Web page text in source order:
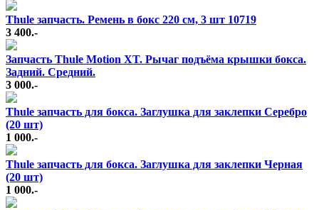
Thule запчасть. Ремень в бокс 220 см, 3 шт 10719
3 400.-
Запчасть Thule Motion XT. Рычаг подъёма крышки бокса.
Задний. Средний.
3 000.-
Thule запчасть для бокса. Заглушка для заклепки Серебро
(20 шт)
1 000.-
Thule запчасть для бокса. Заглушка для заклепки Черная
(20 шт)
1 000.-